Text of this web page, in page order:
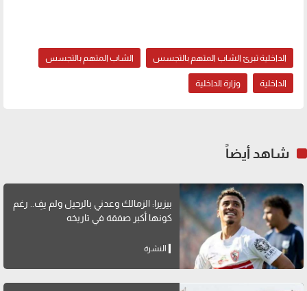
الداخلية تبرئ الشاب المتهم بالتجسس الشاب المتهم بالتجسس
الداخلية وزارة الداخلية
شاهد أيضاً
بيزيرا: الزمالك وعدني بالرحيل ولم يفِ.. رغم
كونها أكبر صفقة في تاريخه
النشرة